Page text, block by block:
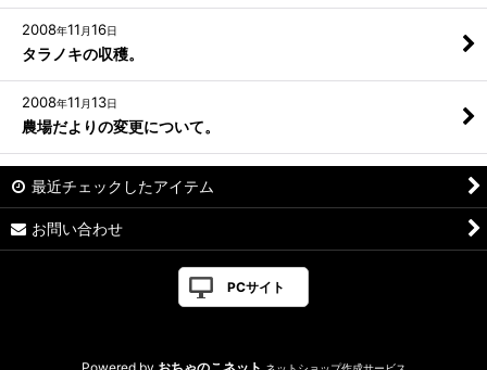
2008年11 月16日
タラノキの収穫。
2008年11 月13日
農場だよりの変更について。
最近チェックしたアイテム
お問い合わせ
PCサイト